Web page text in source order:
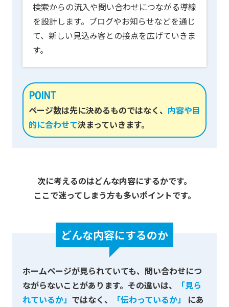
検索からの流入や問い合わせにつながる導線
を設計します。ブログやお知らせなどを通じ
て、新しい見込み客との接点を広げていきま
す。
POINT
ページ数は先に決めるものではなく、 内容や目
的に合わせて決まっていきます。
次に考えるのはどんな内容にするかです。
ここで迷ってしまう方も多いポイントです。
どんな内容にするのか
ホームページが見られていても、問い合わせにつ
ながらないことがあります。 その違いは、
「見ら
れているか」 ではなく、 「伝わっているか」 にあ